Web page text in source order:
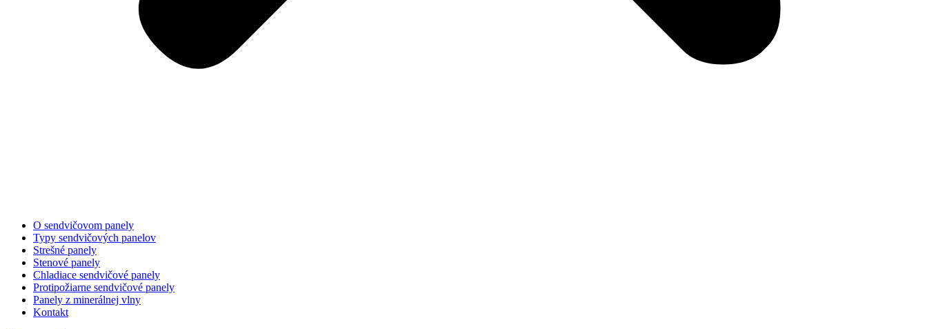
O sendvičovom panely
Typy sendvičových panelov
Strešné panely
Stenové panely
Chladiace sendvičové panely
Protipožiarne sendvičové panely
Panely z minerálnej vlny
Kontakt